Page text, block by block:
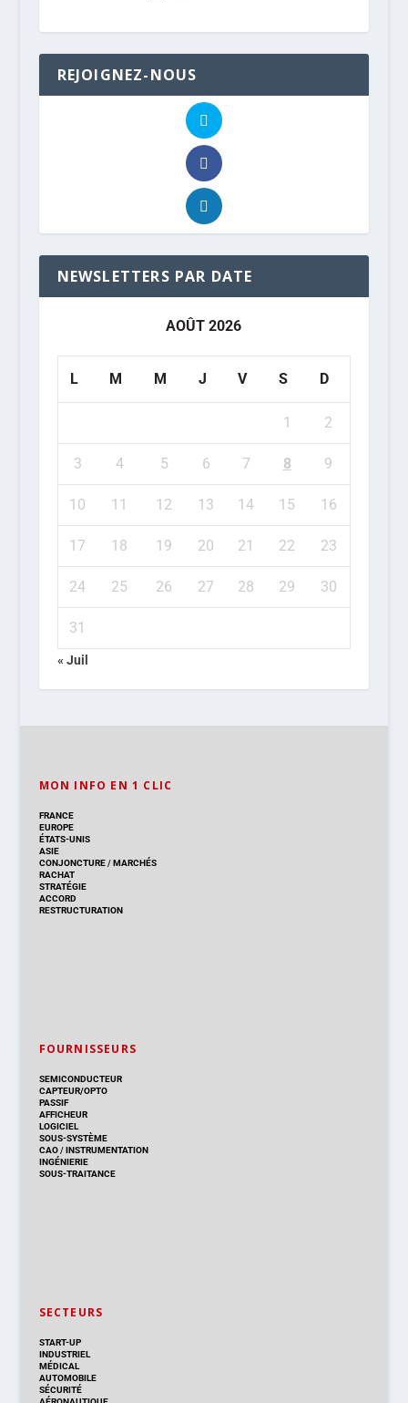
REJOIGNEZ-NOUS
NEWSLETTERS PAR DATE
AOÛT 2026
L M M J V S D
1 2
3 4 5 6 7 8 9
10 11 12 13 14 15 16
17 18 19 20 21 22 23
24 25 26 27 28 29 30
31
« Juil
MON INFO EN 1 CLIC
FRANCE
EUROPE
ÉTATS-UNIS
ASIE
CONJONCTURE/MARCHÉS
RACHAT
STRATÉGIE
ACCORD
RESTRUCTURATION
FOURNISSEURS
SEMICONDUCTEUR
CAPTEUR/OPTO
PASSIF
AFFICHEUR
LOGICIEL
SOUS-SYSTÈME
CAO/INSTRUMENTATION
INGÉNIERIE
SOUS-TRAITANCE
SECTEURS
START-UP
INDUSTRIEL
MÉDICAL
AUTOMOBILE
SÉCURITÉ